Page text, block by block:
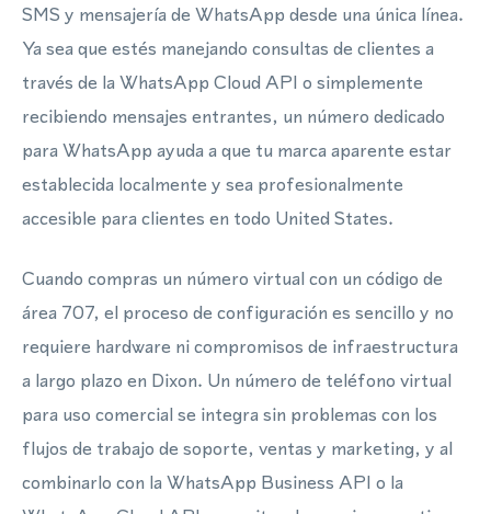
SMS y mensajería de WhatsApp desde una única línea.
Ya sea que estés manejando consultas de clientes a
través de la WhatsApp Cloud API o simplemente
recibiendo mensajes entrantes, un número dedicado
para WhatsApp ayuda a que tu marca aparente estar
establecida localmente y sea profesionalmente
accesible para clientes en todo United States.
Cuando compras un número virtual con un código de
área 707, el proceso de configuración es sencillo y no
requiere hardware ni compromisos de infraestructura
a largo plazo en Dixon. Un número de teléfono virtual
para uso comercial se integra sin problemas con los
flujos de trabajo de soporte, ventas y marketing, y al
combinarlo con la WhatsApp Business API o la